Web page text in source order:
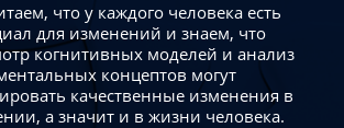
что у каждого человека есть
для изменений и знаем, что
когнитивных моделей и анализ
концептов могут
качественные изменения в
а значит и в жизни человека.